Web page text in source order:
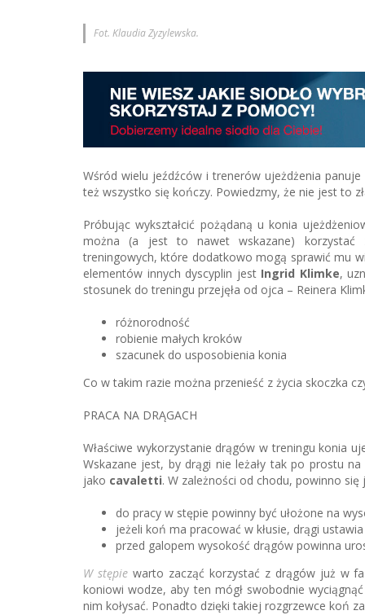
Fot. Klaudia Zyzylewska.
Wśród wielu jeźdźców i trenerów ujeżdżenia
też wszystko się kończy. Powiedzmy, że nie jest to
Próbując wykształcić pożądaną u konia
można (a jest to nawet wskazane) korzystać
treningowych, które dodatkowo mogą sprawić mu
elementów innych dyscyplin jest Ingrid Klimke,
stosunek do treningu przejęła od ojca – Reinera
różnorodność
robienie małych kroków
szacunek do usposobienia konia
Co w takim razie można przenieść z życia skoczka
PRACA NA DRĄGACH
Właściwe wykorzystanie drągów w treningu konia
Wskazane jest, by drągi nie leżały tak po prostu na
jako cavaletti. W zależności od chodu, powinno
do pracy w stępie powinny być ułożone na
jeżeli koń ma pracować w kłusie, drągi
przed galopem wysokość drągów powinna
W stępiewarto zacząć korzystać z drągów już w
koniowi wodze, aby ten mógł swobodnie
nim kołysać. Ponadto dzięki takiej rozgrzewce koń